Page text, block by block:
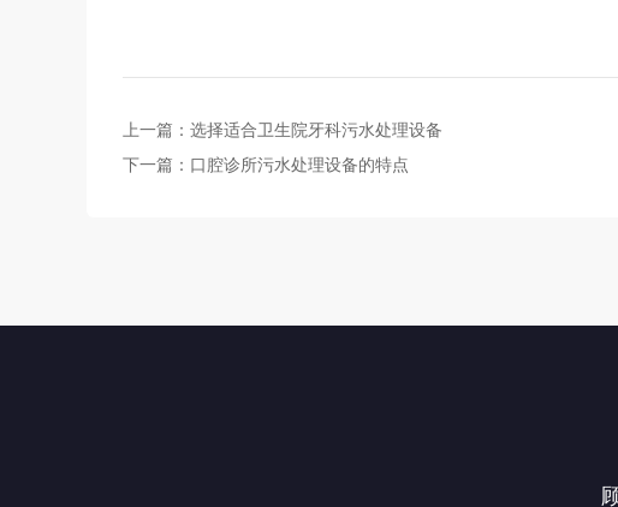
上一篇： 选择适合卫生院牙科污水处理设备
下一篇： 口腔诊所污水处理设备的特点